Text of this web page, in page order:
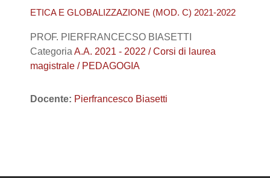
ETICA E GLOBALIZZAZIONE (MOD. C) 2021-2022
PROF. PIERFRANCECSO BIASETTI
Categoria A.A. 2021 - 2022 / Corsi di laurea
magistrale / PEDAGOGIA
Docente: Pierfrancesco Biasetti